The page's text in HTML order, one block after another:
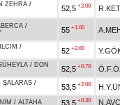
ZEHRA /
52,5 +2.00
/
55 +1.00
/
52 +2.00
/ DON
52,5 +0.70
ŞALARAS /
53,5 +2.00
/ ALTAHA 53,5 +0.30